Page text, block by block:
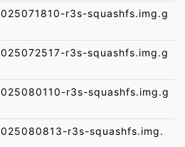
r3s-squashfs.img.g
r3s-squashfs.img.g
r3s-squashfs.img.g
r3s-squashfs.img.